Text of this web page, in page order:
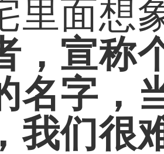
里面想
，宣称
名字，
我们很